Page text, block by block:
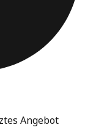
Angebot